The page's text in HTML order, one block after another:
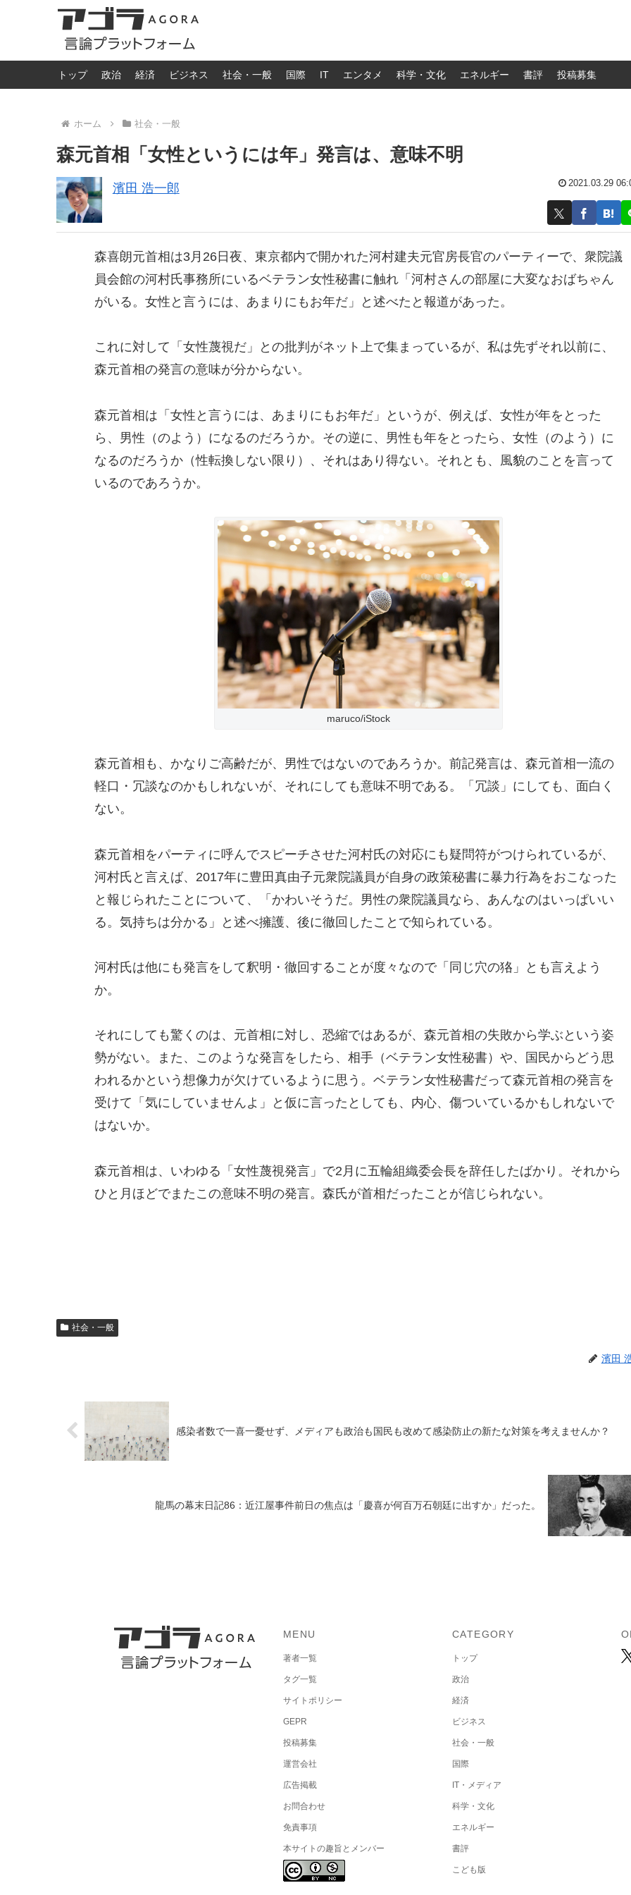
トップ 政治 経済 ビジネス 社会・一般 国際 IT エンタメ 科学・文化 エネルギー 書評 投稿募集
ホーム 社会・一般
森元首相「女性というには年」発言は、意味不明
濱田 浩一郎 2021.03.29
森喜朗元首相は3月26日夜、東京都内で開かれた河村建夫元官房長官のパーティーで、衆院議
員会館の河村氏事務所にいるベテラン女性秘書に触れ「河村さんの部屋に大変なおばちゃん
がいる。女性と言うには、あまりにもお年だ」と述べたと報道があった。
これに対して「女性蔑視だ」との批判がネット上で集まっているが、私は先ずそれ以前に、
森元首相の発言の意味が分からない。
森元首相は「女性と言うには、あまりにもお年だ」というが、例えば、女性が年をとった
ら、男性（のよう）になるのだろうか。その逆に、男性も年をとったら、女性（のよう）に
なるのだろうか（性転換しない限り）、それはあり得ない。それとも、風貌のことを言って
いるのであろうか。
maruco/iStock
森元首相も、かなりご高齢だが、男性ではないのであろうか。前記発言は、森元首相一流の
軽口・冗談なのかもしれないが、それにしても意味不明である。「冗談」にしても、面白く
ない。
森元首相をパーティに呼んでスピーチさせた河村氏の対応にも疑問符がつけられているが、
河村氏と言えば、2017年に豊田真由子元衆院議員が自身の政策秘書に暴力行為をおこなった
と報じられたことについて、「かわいそうだ。男性の衆院議員なら、あんなのはいっぱいい
る。気持ちは分かる」と述べ擁護、後に徹回したことで知られている。
河村氏は他にも発言をして釈明・徹回することが度々なので「同じ穴の狢」とも言えよう
か。
それにしても驚くのは、元首相に対し、恐縮ではあるが、森元首相の失敗から学ぶという姿
勢がない。また、このような発言をしたら、相手（ベテラン女性秘書）や、国民からどう思
われるかという想像力が欠けているように思う。ベテラン女性秘書だって森元首相の発言を
受けて「気にしていませんよ」と仮に言ったとしても、内心、傷ついているかもしれないで
はないか。
森元首相は、いわゆる「女性蔑視発言」で2月に五輪組織委会長を辞任したばかり。それから
ひと月ほどでまたこの意味不明の発言。森氏が首相だったことが信じられない。
社会・一般
濱田
感染者数で一喜一憂せず、メディアも政治も国民も改めて感染防止の新たな対策を考えませんか？
龍馬の幕末日記86：近江屋事件前日の焦点は「慶喜が何百万石朝廷に出すか」だった。
MENU
著者一覧
タグ一覧
サイトポリシー
GEPR
投稿募集
運営会社
広告掲載
お問合わせ
免責事項
本サイトの趣旨とメンバー
CATEGORY
トップ
政治
経済
ビジネス
社会・一般
国際
IT・メディア
科学・文化
エネルギー
書評
こども版